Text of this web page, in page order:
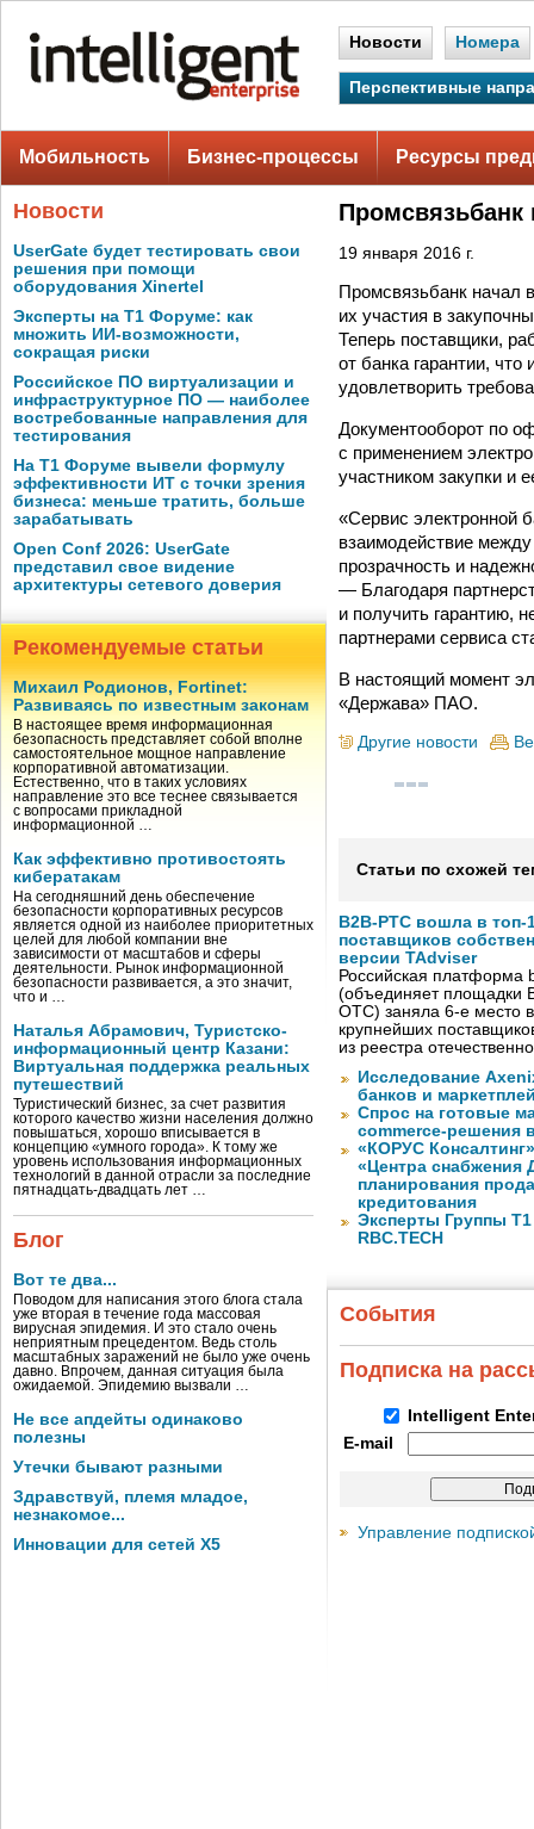
Новости Номера
Перспективные
Мобильность Бизнес-процессы Ресурсы
Новости
UserGate будет тестировать свои
решения при помощи
оборудования Xinertel
Эксперты на Т1 Форуме: как
множить ИИ-возможности,
сокращая риски
Российское ПО виртуализации и
инфраструктурное ПО — наиболее
востребованные направления для
тестирования
На Т1 Форуме вывели формулу
эффективности ИТ с точки зрения
бизнеса: меньше тратить, больше
зарабатывать
Open Conf 2026: UserGate
представил свое видение
архитектуры сетевого доверия
Рекомендуемые статьи
Михаил Родионов, Fortinet:
Развиваясь по известным законам
В настоящее время информационная
безопасность представляет собой вполне
самостоятельное мощное направление
корпоративной автоматизации.
Естественно, что в таких условиях
направление это все теснее связывается
с вопросами прикладной
информационной …
Как эффективно противостоять
кибератакам
На сегодняшний день обеспечение
безопасности корпоративных ресурсов
является одной из наиболее приоритетных
целей для любой компании вне
зависимости от масштабов и сферы
деятельности. Рынок информационной
безопасности развивается, а это значит,
что и …
Наталья Абрамович, Туристско-
информационный центр Казани:
Виртуальная поддержка реальных
путешествий
Туристический бизнес, за счет развития
которого качество жизни населения должно
повышаться, хорошо вписывается в
концепцию «умного города». К тому же
уровень использования информационных
технологий в данной отрасли за последние
пятнадцать-двадцать лет …
Блог
Вот те два...
Поводом для написания этого блога стала
уже вторая в течение года массовая
вирусная эпидемия. И это стало очень
неприятным прецедентом. Ведь столь
масштабных заражений не было уже очень
давно. Впрочем, данная ситуация была
ожидаемой. Эпидемию вызвали …
Не все апдейты одинаково
полезны
Утечки бывают разными
Здравствуй, племя младое,
незнакомое...
Инновации для сетей X5
Промсвязьбанк
19 января 2016 г.
Промсвязьбанк начал
их участия в
Теперь поставщики,
от банка гарантии,
удовлетворить
Документооборот по
с применением
участником закупки и
«Сервис электронной
взаимодействие между
прозрачность и
— Благодаря
и получить гарантию,
партнерами сервиса
В настоящий момент
«Держава» ПАО.
Другие новости
Статьи по схожей
B2B-РТС вошла в топ-
поставщиков
версии TAdviser
Российская платформа
(объединяет площадки
OTC) заняла 6-е место
крупнейших
из реестра
Исследование
банков и
Спрос на готовые
commerce-решения
«КОРУС
«Центра снабжения
планирования
кредитования
Эксперты Группы
RBC.TECH
События
Подписка на
Intelligent
E-mail
Управление